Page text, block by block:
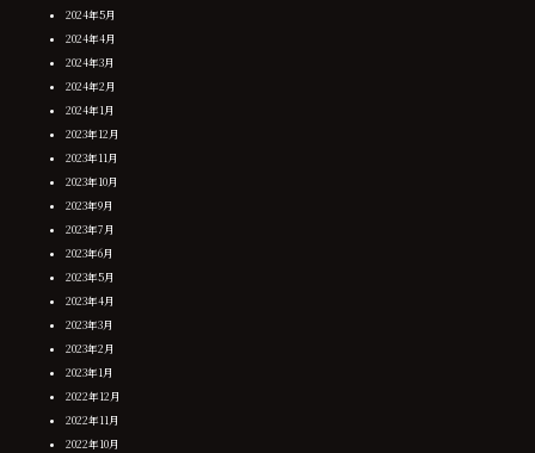
2024年5月
2024年4月
2024年3月
2024年2月
2024年1月
2023年12月
2023年11月
2023年10月
2023年9月
2023年7月
2023年6月
2023年5月
2023年4月
2023年3月
2023年2月
2023年1月
2022年12月
2022年11月
2022年10月